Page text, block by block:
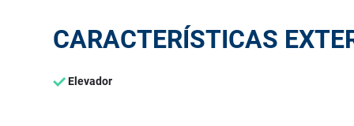
CARACTERÍSTICAS
Elevador